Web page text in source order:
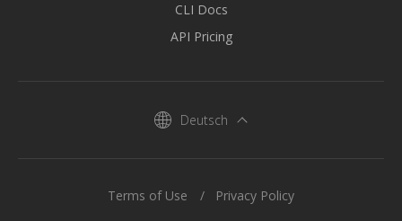
CLI Docs
API Pricing
Deutsch
Terms of Use Privacy Policy